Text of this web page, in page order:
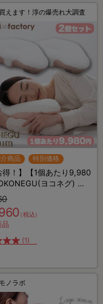
えます！淳の爆売れ大調査
商品 特別価格
得！】【1個あたり9,980
ヨコネグ) プ
／2個セット／横向き
（税込）
品
(1)
ノラボ